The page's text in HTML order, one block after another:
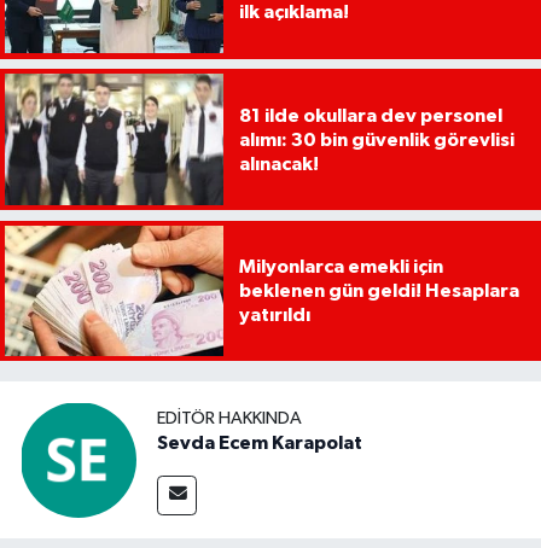
ilk açıklama!
81 ilde okullara dev personel
alımı: 30 bin güvenlik görevlisi
alınacak!
Milyonlarca emekli için
beklenen gün geldi! Hesaplara
yatırıldı
EDITÖR HAKKINDA
Sevda Ecem Karapolat